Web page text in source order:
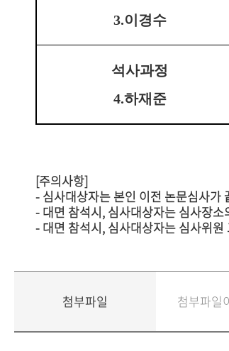
3.이경수
석사과정
4.하재준
[주의사항]
- 심사대상자는 본인 이전 논문심사가
- 대면 참석시, 심사대상자는 심사장소
- 대면 참석시, 심사대상자는 심사위원
첨부파일 첨부파일